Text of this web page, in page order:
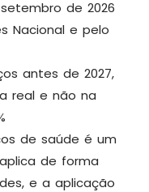
de 2026
Nacional e pelo
antes de 2027,
real e não na
de saúde é um
de forma
e a aplicação